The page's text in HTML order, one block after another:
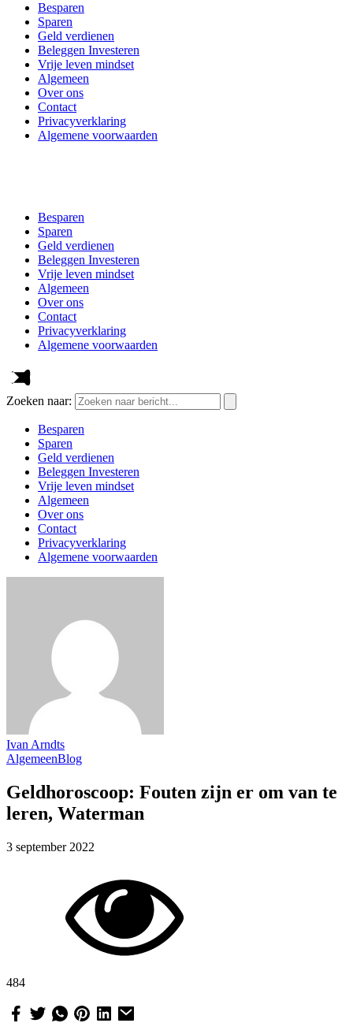
Besparen
Sparen
Geld verdienen
Beleggen Investeren
Vrije leven mindset
Algemeen
Over ons
Contact
Privacyverklaring
Algemene voorwaarden
Besparen
Sparen
Geld verdienen
Beleggen Investeren
Vrije leven mindset
Algemeen
Over ons
Contact
Privacyverklaring
Algemene voorwaarden
Zoeken naar:
Besparen
Sparen
Geld verdienen
Beleggen Investeren
Vrije leven mindset
Algemeen
Over ons
Contact
Privacyverklaring
Algemene voorwaarden
Ivan Arndts
AlgemeenBlog
Geldhoroscoop: Fouten zijn er om van te
leren, Waterman
3 september 2022
484